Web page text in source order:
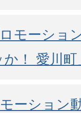
モーショ
！ 愛川町
ーション